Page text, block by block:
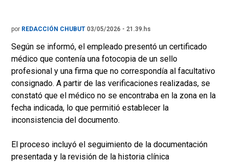
por REDACCIÓN CHUBUT 03/05/2026 - 21.39.hs
Según se informó, el empleado presentó un certificado
médico que contenía una fotocopia de un sello
profesional y una firma que no correspondía al facultativo
consignado. A partir de las verificaciones realizadas, se
constató que el médico no se encontraba en la zona en la
fecha indicada, lo que permitió establecer la
inconsistencia del documento.
El proceso incluyó el seguimiento de la documentación
presentada y la revisión de la historia clínica